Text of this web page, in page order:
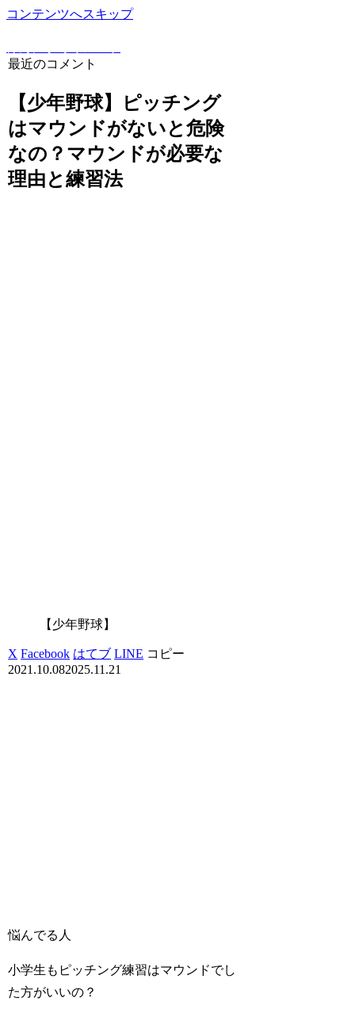
コンテンツへスキップ
最近のコメント
【少年野球】ピッチング
はマウンドがないと危険
なの？マウンドが必要な
理由と練習法
【少年野球】
X Facebook はてブ LINE コピー
2021.10.082025.11.21
悩んでる人
小学生もピッチング練習はマウンドでし
た方がいいの？